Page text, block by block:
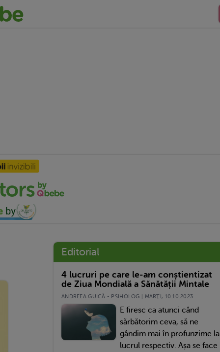
Editorial
4 lucruri pe care le-am conștientizat
de Ziua Mondială a Sănătății Mintale
ANDREEA GUICĂ - PSIHOLOG | MARŢI, 10.10.2023
E firesc ca atunci când
sărbătorim ceva, să ne
gândim mai în profunzime la
lucrul respectiv. Așa se face